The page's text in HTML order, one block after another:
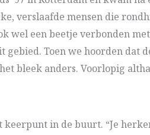
verslaafde mensen die
wel een beetje verbonden
Toen we hoorden dat
bleek anders. Voorlopig
in de buurt. “Je